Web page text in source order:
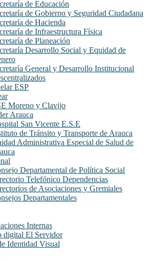
de Educación
de Gobierno y Seguridad Ciudadana
de Hacienda
de Infraestructura Física
de Planeación
Desarrollo Social y Equidad de
General y Desarrollo Institucional
ESP
Moreno y Clavijo
Arauca
San Vicente E.S.E
de Tránsito y Transporte de Arauca
Administrativa Especial de Salud de
Departamental de Política Social
Telefónico Dependencias
de Asociaciones y Gremiales
Departamentales
Internas
digital El Servidor
Identidad Visual